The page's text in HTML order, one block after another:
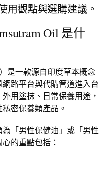
用觀點與選購建議。
Oil 是什
）是一款源自印度草本概念
路平台與代購管道進入台
用塗抹、日常保養用途，
密保養類產品。
「男性保健油」或「男性
的重點包括：